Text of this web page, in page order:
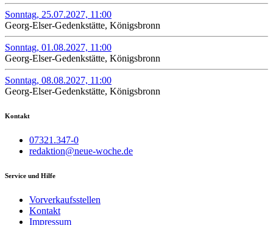
Sonntag, 25.07.2027, 11:00
Georg-Elser-Gedenkstätte, Königsbronn
Sonntag, 01.08.2027, 11:00
Georg-Elser-Gedenkstätte, Königsbronn
Sonntag, 08.08.2027, 11:00
Georg-Elser-Gedenkstätte, Königsbronn
Kontakt
07321.347-0
redaktion@neue-woche.de
Service und Hilfe
Vorverkaufsstellen
Kontakt
Impressum